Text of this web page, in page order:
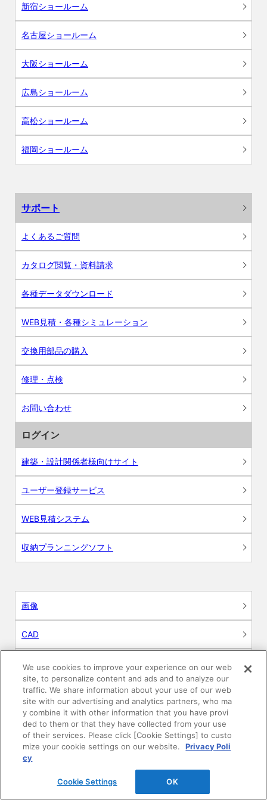
新宿ショールーム
名古屋ショールーム
大阪ショールーム
広島ショールーム
高松ショールーム
福岡ショールーム
サポート
よくあるご質問
カタログ閲覧・資料請求
各種データダウンロード
WEB見積・各種シミュレーション
交換用部品の購入
修理・点検
お問い合わせ
ログイン
建築・設計関係者様向けサイト
ユーザー登録サービス
WEB見積システム
収納プランニングソフト
画像
CAD
BIM用テクスチャー
図面（PDF）
申請関係認定書類
施工・取扱説明書
We use cookies to improve your experience on our web
site, to personalize content and ads and to analyze our
traffic. We share information about your use of our web
site with our advertising and analytics partners, who ma
y combine it with other information that you have provi
ded to them or that they have collected from your use
of their services. Please click [Cookie Settings] to custo
mize your cookie settings on our website.
Privacy Poli
cy
Cookie Settings OK